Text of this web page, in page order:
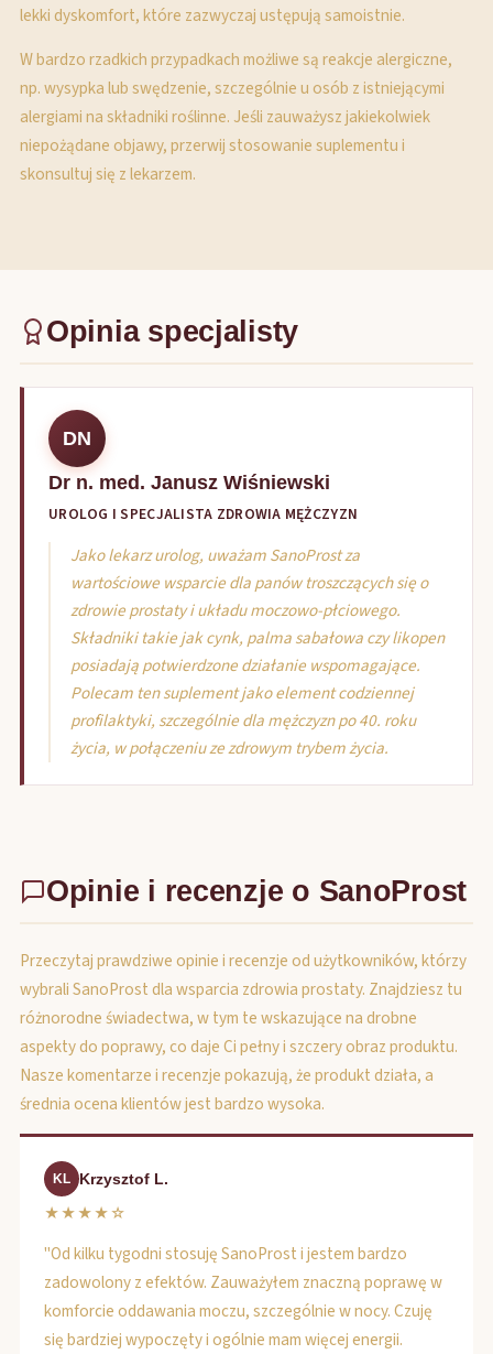
lekki dyskomfort, które zazwyczaj ustępują samoistnie.
W bardzo rzadkich przypadkach możliwe są reakcje alergiczne,
np. wysypka lub swędzenie, szczególnie u osób z istniejącymi
alergiami na składniki roślinne. Jeśli zauważysz jakiekolwiek
niepożądane objawy, przerwij stosowanie suplementu i
skonsultuj się z lekarzem.
Opinia specjalisty
DN
Dr n. med. Janusz Wiśniewski
UROLOG I SPECJALISTA ZDROWIA MĘŻCZYZN
Jako lekarz urolog, uważam SanoProst za
wartościowe wsparcie dla panów troszczących się o
zdrowie prostaty i układu moczowo-płciowego.
Składniki takie jak cynk, palma sabałowa czy likopen
posiadają potwierdzone działanie wspomagające.
Polecam ten suplement jako element codziennej
profilaktyki, szczególnie dla mężczyzn po 40. roku
życia, w połączeniu ze zdrowym trybem życia.
Opinie i recenzje o SanoProst
Przeczytaj prawdziwe opinie i recenzje od użytkowników, którzy
wybrali SanoProst dla wsparcia zdrowia prostaty. Znajdziesz tu
różnorodne świadectwa, w tym te wskazujące na drobne
aspekty do poprawy, co daje Ci pełny i szczery obraz produktu.
Nasze komentarze i recenzje pokazują, że produkt działa, a
średnia ocena klientów jest bardzo wysoka.
KL Krzysztof L.
★★★★☆
"Od kilku tygodni stosuję SanoProst i jestem bardzo
zadowolony z efektów. Zauważyłem znaczną poprawę w
komforcie oddawania moczu, szczególnie w nocy. Czuję
się bardziej wypoczęty i ogólnie mam więcej energii.